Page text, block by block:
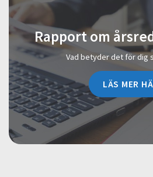
Rapport om
Vad betyder det för dig
LÄS MER